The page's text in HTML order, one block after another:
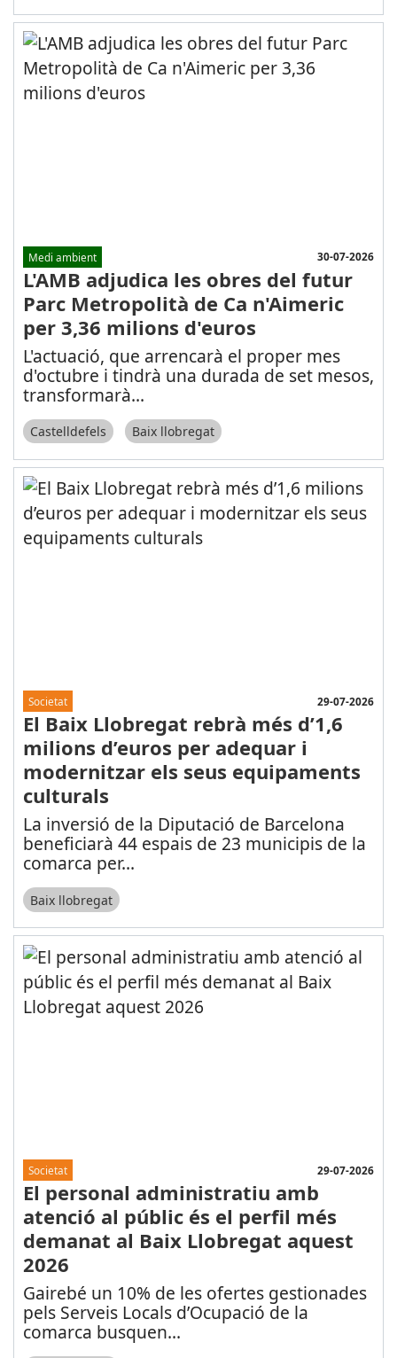
Medi ambient 30-07-2026
L'AMB adjudica les obres del futur
Parc Metropolità de Ca n'Aimeric
per 3,36 milions d'euros
L'actuació, que arrencarà el proper mes
d'octubre i tindrà una durada de set mesos,
transformarà...
Castelldefels Baix llobregat
Societat 29-07-2026
El Baix Llobregat rebrà més d’1,6
milions d’euros per adequar i
modernitzar els seus equipaments
culturals
La inversió de la Diputació de Barcelona
beneficiarà 44 espais de 23 municipis de la
comarca per...
Baix llobregat
Societat 29-07-2026
El personal administratiu amb
atenció al públic és el perfil més
demanat al Baix Llobregat aquest
2026
Gairebé un 10% de les ofertes gestionades
pels Serveis Locals d’Ocupació de la
comarca busquen...